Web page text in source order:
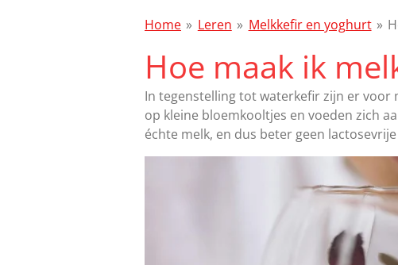
Home » Leren » Melkkefir en yoghurt »
Hoe maak ik
In tegenstelling tot waterkefir zijn er
op kleine bloemkooltjes en voeden zich
échte melk, en dus beter geen